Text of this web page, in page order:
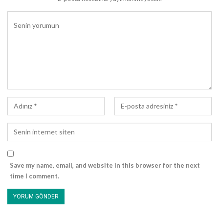
– Kavmin nerede, diye sordu.
düşmana karşı savaşmak istiyordum, dedi adam.
Resûlullah’ın sevincine diyecek yoktu; yine mürde bir gönül
Rabbiyle buluşmuş, Allah’a kul olma yoluna girmişti.
– Seni İslâm’la şerefyâb kılan Allah’a hamd olsun!
Adam:
Save my name, email, and website in this browser for the next
time I comment.